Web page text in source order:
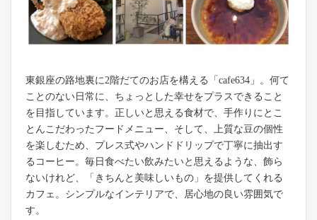
東銀座の路地裏に2階だてのお店を構える「cafe634」。何て
ことのない日常に、ちょっとした幸せをプラスできること
を目指しています。正しいと思える食材で、手作りにとこ
とんこだわったフードメニュー、そして、上質な豆の個性
を楽しむため、プレス式やハンドドリップで丁寧に抽出す
るコーヒー。毎日食べたい飲みたいと思えるような、飾ら
ないけれど、「きちんと美味しいもの」を提供してくれる
カフェ。シンプルなインテリアで、居心地の良い雰囲気で
す。